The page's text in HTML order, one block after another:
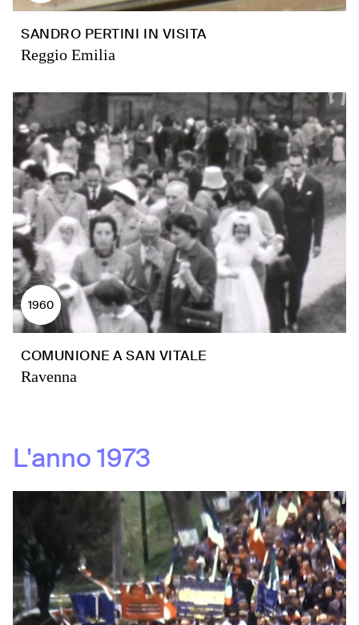
SANDRO PERTINI IN VISITA
Reggio Emilia
1960
COMUNIONE A SAN VITALE
Ravenna
L'anno1973